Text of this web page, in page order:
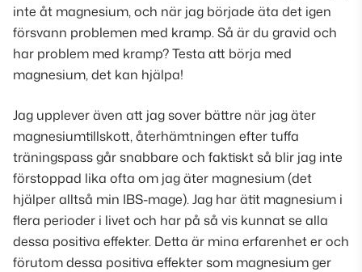
inte åt magnesium, och när jag började äta det igen
försvann problemen med kramp. Så är du gravid och
har problem med kramp? Testa att börja med
magnesium, det kan hjälpa!
Jag upplever även att jag sover bättre när jag äter
magnesiumtillskott, återhämtningen efter tuffa
träningspass går snabbare och faktiskt så blir jag inte
förstoppad lika ofta om jag äter magnesium (det
hjälper alltså min IBS-mage). Jag har ätit magnesium i
flera perioder i livet och har på så vis kunnat se alla
dessa positiva effekter. Detta är mina erfarenhet er och
förutom dessa positiva effekter som magnesium ger